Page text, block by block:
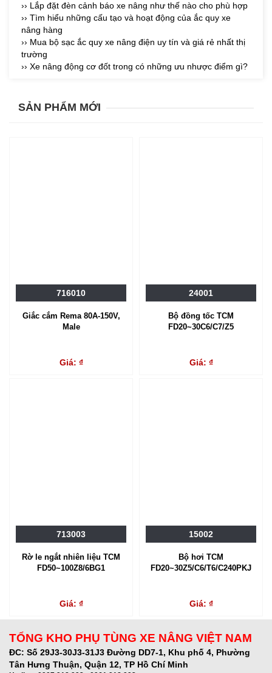
›› Lắp đặt đèn cảnh báo xe nâng như thế nào cho phù hợp
›› Tìm hiểu những cấu tạo và hoạt động của ắc quy xe
nâng hàng
›› Mua bộ sạc ắc quy xe nâng điện uy tín và giá rẻ nhất thị
trường
›› Xe nâng động cơ đốt trong có những ưu nhược điểm gì?
SẢN PHẨM MỚI
716010
Giắc cắm Rema 80A-150V,
Male
Giá: ₫
24001
Bộ đồng tốc TCM
FD20~30C6/C7/Z5
Giá: ₫
713003
Rờ le ngắt nhiên liệu TCM
FD50~100Z8/6BG1
Giá: ₫
15002
Bộ hơi TCM
FD20~30Z5/C6/T6/C240PKJ
Giá: ₫
TỔNG KHO PHỤ TÙNG XE NÂNG VIỆT NAM
ĐC: Số 29J3-30J3-31J3 Đường DD7-1, Khu phố 4, Phường
Tân Hưng Thuận, Quận 12, TP Hồ Chí Minh